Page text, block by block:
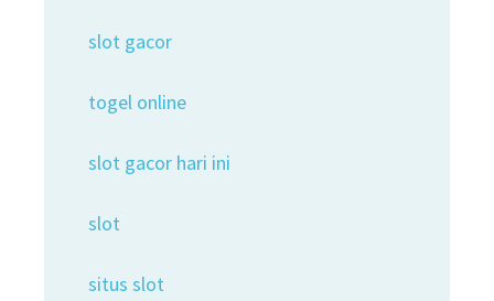
slot gacor
togel online
slot gacor hari ini
slot
situs slot